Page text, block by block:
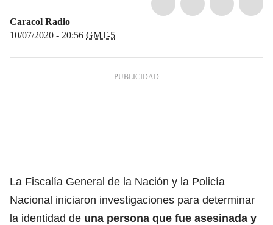
Caracol Radio
10/07/2020 - 20:56 GMT-5
La Fiscalía General de la Nación y la Policía
Nacional iniciaron investigaciones para determinar
la identidad de una persona que fue asesinada y